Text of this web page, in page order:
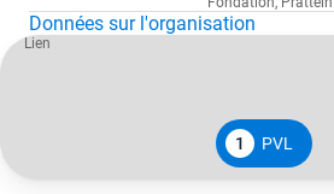
Données sur l'organisation
1 PVL
Lien